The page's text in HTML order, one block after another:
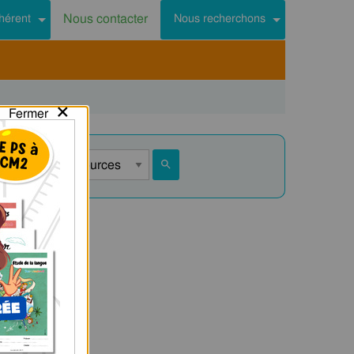
Nous contacter Nous recherchons
Fermer×